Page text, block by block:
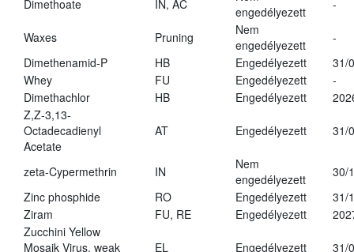
Dimethoate
IN, AC
engedélyezett
-
Waxes Pruning
Nem
engedélyezett
-
Dimethenamid-P
HB Engedélyezett
31/
Whey
FU Engedélyezett
-
Dimethachlor
HB Engedélyezett
Z,Z-3,13-
Octadecadienyl
Acetate
AT Engedélyezett 31/
zeta-Cypermethrin IN
Nem
engedélyezett
30/
Zinc phosphide
RO Engedélyezett
31/
Ziram
FU, RE Engedélyezett
Zucchini Yellow
Mosaik Virus, weak
EL Engedélyezett 31/